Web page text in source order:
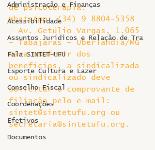
Administração e Finanças
Acessibilidade
Assuntos Jurídicos e Relação de Tra
Fala SINTET-UFU
Esporte Cultura e Lazer
Conselho Fiscal
Coordenações
Efetivos
Documentos
de psicoterapia.
WhatsApp: (34) 9 8804-5358
– Av. Getúlio Vargas, 1.065
– Tabajaras – Uberlândia/MG
Para usufruir dos
benefícios, a sindicalizada
ou sindicalizado deve
solicitar o comprovante de
filiação pelo e-mail:
sintet@sintetufu.org ou
secretaria@sintetufu.org.